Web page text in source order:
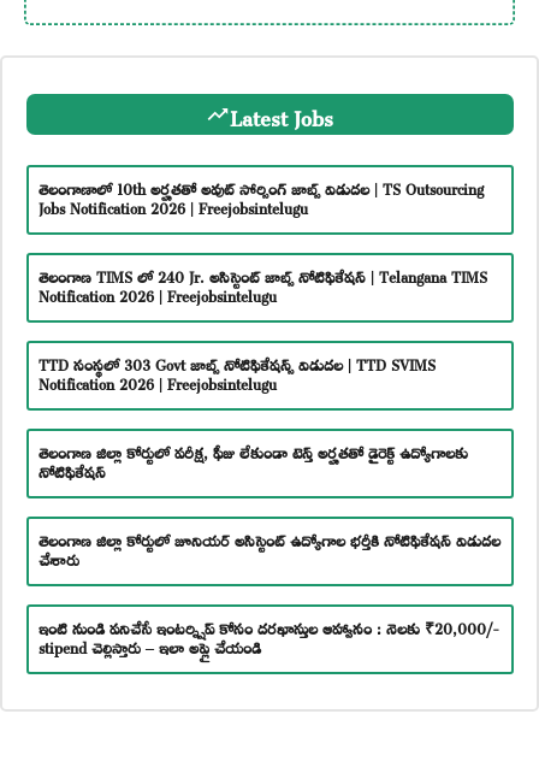
Latest Jobs
తెలంగాణాలో 10th అర్హతతో అవుట్ సోర్సింగ్ జాబ్స్ విడుదల | TS Outsourcing
Jobs Notification 2026 | Freejobsintelugu
తెలంగాణ TIMS లో 240 Jr. అసిస్టెంట్ జాబ్స్ నోటిఫికేషన్ | Telangana TIMS
Notification 2026 | Freejobsintelugu
TTD సంస్థలో 303 Govt జాబ్స్ నోటిఫికేషన్స్ విడుదల | TTD SVIMS
Notification 2026 | Freejobsintelugu
తెలంగాణ జిల్లా కోర్టులో పరీక్ష, ఫీజు లేకుండా టెన్త్ అర్హతతో డైరెక్ట్ ఉద్యోగాలకు
నోటిఫికేషన్
తెలంగాణ జిల్లా కోర్టులో జూనియర్ అసిస్టెంట్ ఉద్యోగాల భర్తీకి నోటిఫికేషన్ విడుదల
చేశారు
ఇంటి నుండి పనిచేసే ఇంటర్న్షిప్ కోసం దరఖాస్తుల ఆహ్వానం : నెలకు ₹20,000/-
stipend చెల్లిస్తారు – ఇలా అప్లై చేయండి